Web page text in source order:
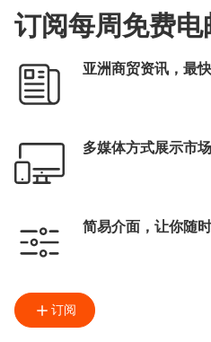
订阅每周免费电
亚洲商贸资讯，最
多媒体方式展示市
简易介面，让你随
订阅